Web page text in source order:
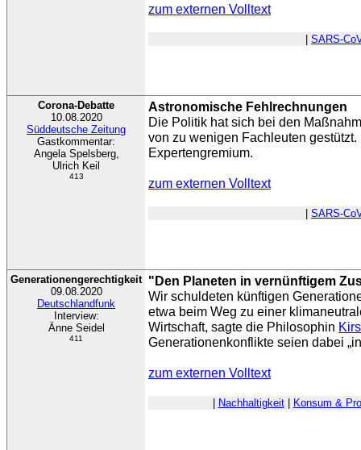
zum externen Volltext
SARS-
Corona-Debatte
10.08.2020
Süddeutsche Zeitung
Gastkommentar:
Angela Spelsberg,
Ulrich Keil
413
Astronomische Fehlrechnungen
Die Politik hat sich bei den
von zu wenigen Fachleuten
Expertengremium.
zum externen Volltext
SARS-
Generationengerechtigkeit
09.08.2020
Deutschlandfunk
Interview:
Änne Seidel
411
"Den Planeten in vernünftigem
Wir schuldeten künftigen
etwa beim Weg zu einer
Wirtschaft, sagte die Philosophin
Generationenkonflikte seien dabei
zum externen Volltext
Nachhaltigkeit| Konsum &